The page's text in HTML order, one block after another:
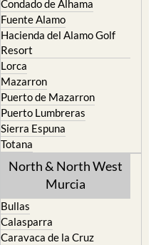
Condado de Alhama
Fuente Alamo
Hacienda del Alamo Golf
Resort
Lorca
Mazarron
Puerto de Mazarron
Puerto Lumbreras
Sierra Espuna
Totana
North & North West
Murcia
Bullas
Calasparra
Caravaca de la Cruz